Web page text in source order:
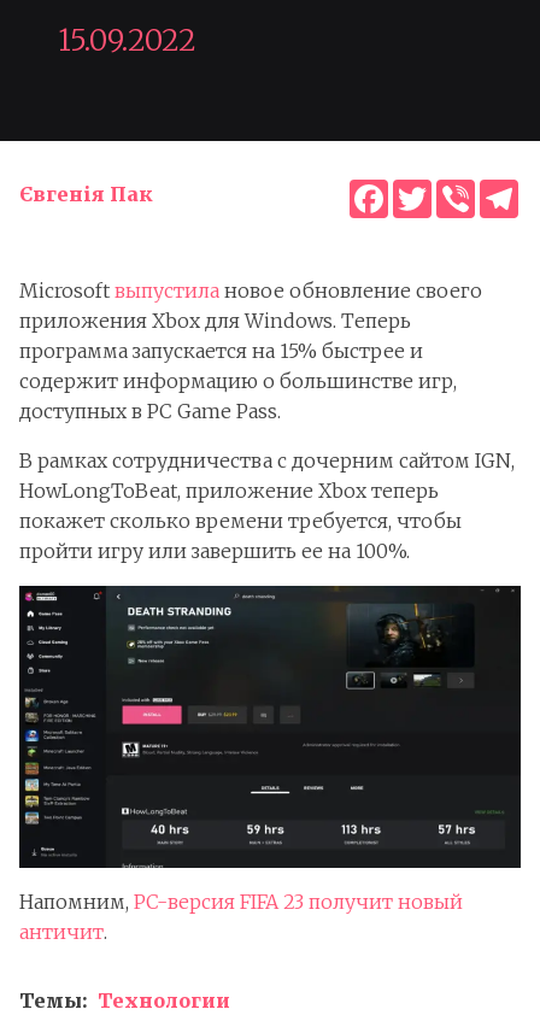
15.09.2022
Євгенія Пак Facebook
TwitterViber
Microsoft выпустила новое обновление своего
приложения Xbox для Windows. Теперь
программа запускается на 15% быстрее и
содержит информацию о большинстве игр,
доступных в PC Game Pass.
В рамках сотрудничества с дочерним сайтом IGN,
HowLongToBeat, приложение Xbox теперь
покажет сколько времени требуется, чтобы
пройти игру или завершить ее на 100%.
Напомним, PC-версия FIFA 23 получит новый
античит.
Темы: Технологии